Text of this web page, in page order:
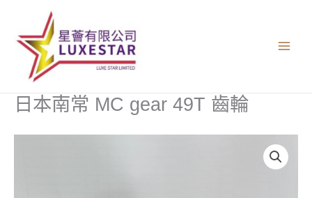
日本南常 MC gear 49T 齒輪